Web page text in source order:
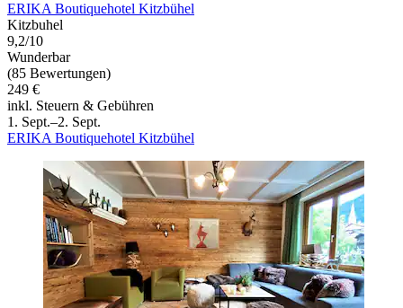
ERIKA Boutiquehotel Kitzbühel
Kitzbuhel
9,2/10
Wunderbar
(85 Bewertungen)
249 €
inkl. Steuern & Gebühren
1. Sept.–2. Sept.
ERIKA Boutiquehotel Kitzbühel